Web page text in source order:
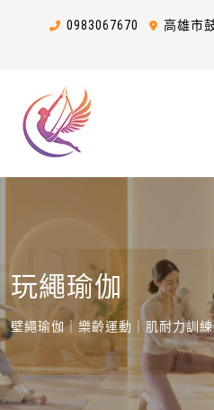
0983067670 高雄市
玩繩瑜伽
壁繩瑜伽｜樂齡運動｜肌耐力訓練